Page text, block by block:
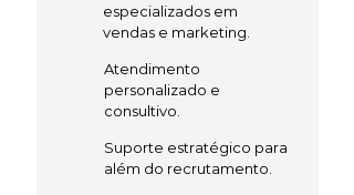
especializados em
vendas e marketing.
Atendimento
personalizado e
consultivo.
Suporte estratégico para
além do recrutamento.